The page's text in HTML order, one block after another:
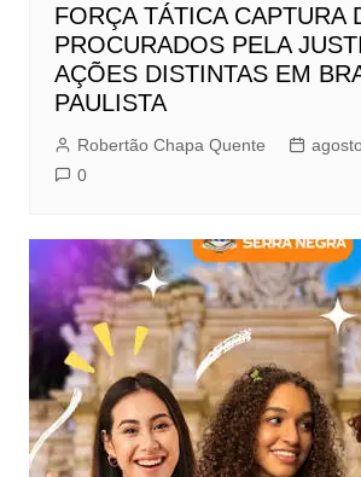
FORÇA TÁTICA CAPTURA
PROCURADOS PELA
AÇÕES DISTINTAS EM
PAULISTA
Robertão Chapa Quente
0